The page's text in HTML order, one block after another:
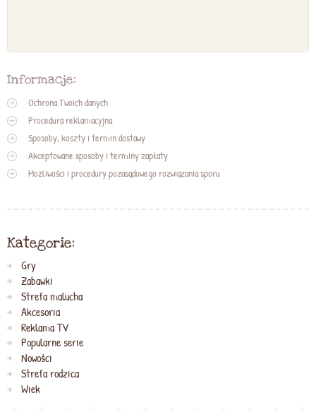
Informacje:
Ochrona Twoich danych
Procedura reklamacyjna
Sposoby, koszty i termin dostawy
Akceptowane sposoby i terminy zapłaty
Możliwości i procedury pozasądowego rozwiązania sporu
Kategorie:
Gry
Zabawki
Strefa malucha
Akcesoria
Reklama TV
Popularne serie
Nowości
Strefa rodzica
Wiek